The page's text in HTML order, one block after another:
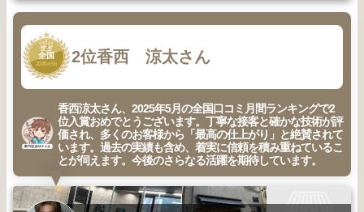
2
全国
2025年 5月 2位香西 涼太さん
香西涼太さん、2025年5月の全国口コミ月間ランキングで2
位入賞おめでとうございます。丁寧な接客と確かな技術が評
価され、多くのお客様から「最高の仕上がり」と絶賛されて
います。過去の実績も含め、着実に信頼を積み重ねているこ
とが伺えます。今後のさらなる活躍を期待しています。